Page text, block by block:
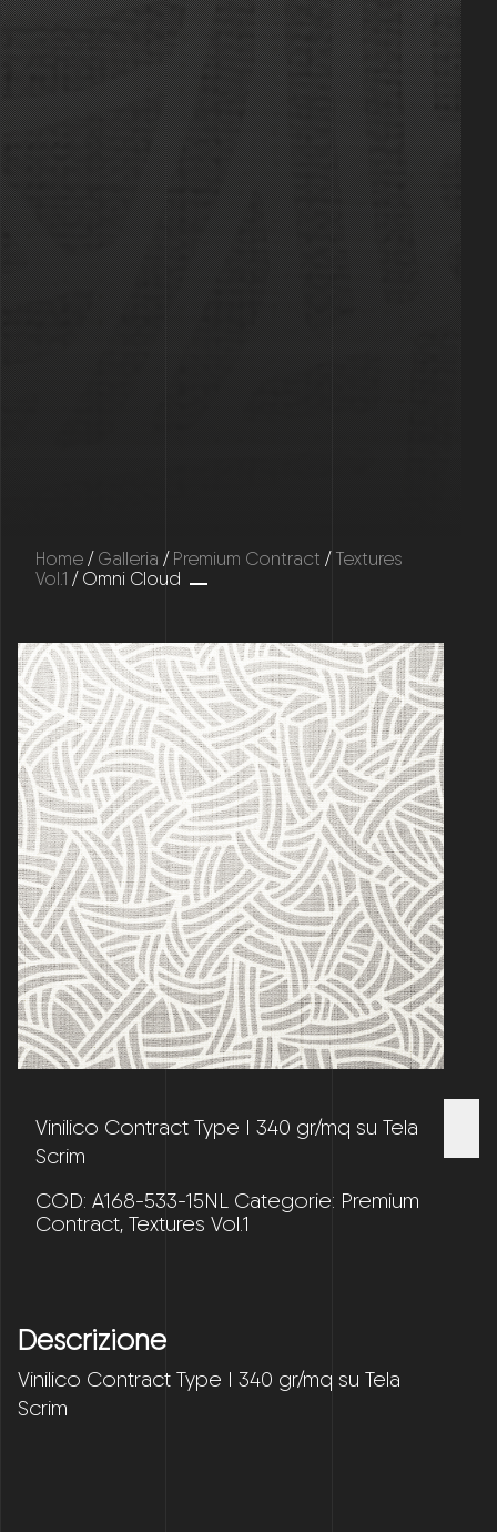
Home/Galleria /Premium Contract /Textures
Vol.1 / Omni Cloud
Vinilico Contract Type I 340 gr/mq su Tela
Scrim
COD: A168-533-15NL Categorie: Premium
Contract, Textures Vol.1
Descrizione
Vinilico Contract Type I 340 gr/mq su Tela
Scrim